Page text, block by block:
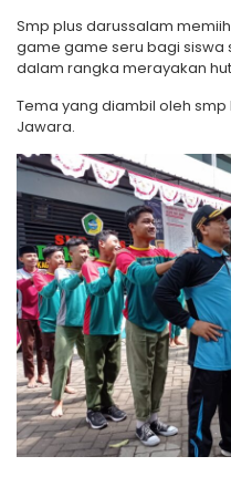
Smp plus darussalam
game game seru bagi siswa
dalam rangka merayakan hut
Tema yang diambil oleh smp
Jawara.